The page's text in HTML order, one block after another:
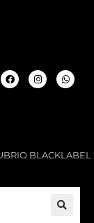
BLACKLABEL